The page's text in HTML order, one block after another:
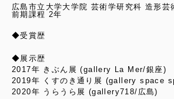
広島市立大学大学院 芸術学研究科 造形芸
前期課程 2年
◆受賞歴
◆展示歴
2017年 きぶん展 (gallery La Mer/銀座)
2019年 くすのき通り展 (gallery space
2020年 うらうら展 (gallery718/広島)